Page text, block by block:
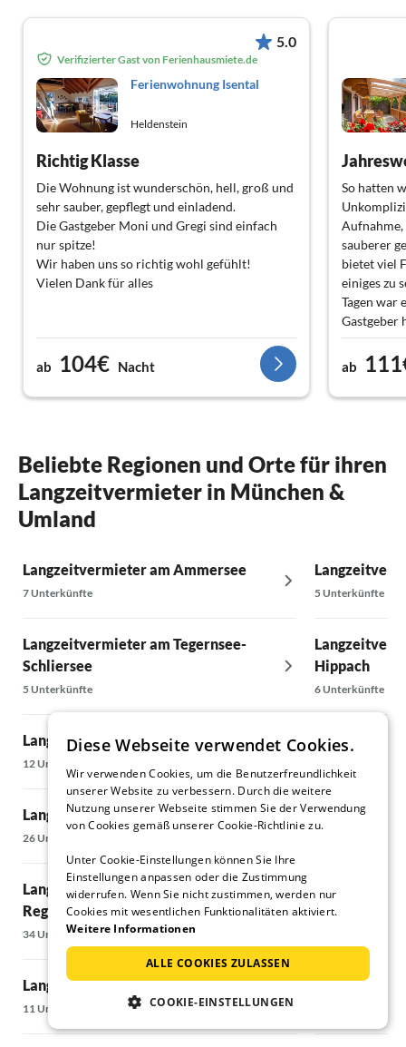
5.0
Verifizierter Gast von Ferienhausmiete.de
Ferienwohnung Isental
Heldenstein
Richtig Klasse
Die Wohnung ist wunderschön, hell, groß und
sehr sauber, gepflegt und einladend.
Die Gastgeber Moni und Gregi sind einfach
nur spitze!
Wir haben uns so richtig wohl gefühlt!
Vielen Dank für alles
ab 104€ Nacht
So hatten
sauberer
bietet viel
einiges zu
Tagen war
Gastgeber
alles
ab
Beliebte Regionen und Orte für ihren
Langzeitvermieter in München &
Umland
Langzeitvermieter am Ammersee
7 Unterkünfte
Langzeitvermieter am Tegernsee-
Schliersee
5 Unterkünfte
Langzeitvermieter im Chiemgau
12 Unterkünfte
Langzeitvermieter im Inntal
26 Unterkünfte
Langzeitvermieter in der Zugspitz-
Region
34 Unterkünfte
Langzeitvermieter im Ostallgäu
11 Unterkünfte
5 Unterkünfte
Hippach
6 Unterkünfte
Diese Webseite verwendet Cookies.
Wir verwenden Cookies, um die Benutzerfreundlichkeit
unserer Website zu verbessern. Durch die weitere
Nutzung unserer Webseite stimmen Sie der Verwendung
von Cookies gemäß unserer Cookie-Richtlinie zu.
Unter Cookie-Einstellungen können Sie Ihre
Einstellungen anpassen oder die Zustimmung
widerrufen. Wenn Sie nicht zustimmen, werden nur
Cookies mit wesentlichen Funktionalitäten aktiviert.
Weitere Informationen
ALLE COOKIES ZULASSEN
COOKIE-EINSTELLUNGEN